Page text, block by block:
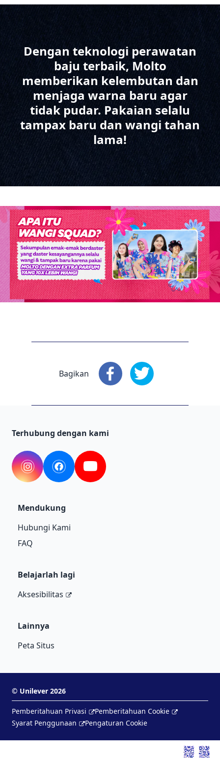
Dengan teknologi perawatan
baju terbaik, Molto
memberikan kelembutan dan
menjaga warna baru agar
tidak pudar. Pakaian selalu
tampax baru dan wangi tahan
lama!
Bagikan Bagikan: Facebook
Bagikan
Terhubung dengan kami
InstagramFacebookYouTube
Mendukung
Hubungi Kami
FAQ
Belajarlah lagi
Aksesibilitas
Lainnya
Peta Situs
© Unilever 2026
Pemberitahuan Privasi
Pemberitahuan Cookie
Syarat Penggunaan
Pengaturan Cookie